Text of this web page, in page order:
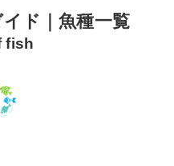
ド｜魚種一覧
fish